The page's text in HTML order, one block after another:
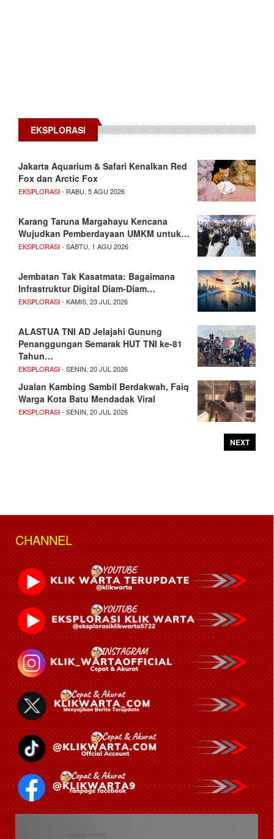
EKSPLORASI
Jakarta Aquarium & Safari Kenalkan Red
Fox dan Arctic Fox
EKSPLORASI- RABU, 5 AGU 2026
Karang Taruna Margahayu Kencana
Wujudkan Pemberdayaan UMKM untuk…
EKSPLORASI- SABTU, 1 AGU 2026
Jembatan Tak Kasatmata: Bagaimana
Infrastruktur Digital Diam-Diam…
EKSPLORASI- KAMIS, 23 JUL 2026
ALASTUA TNI AD Jelajahi Gunung
Penanggungan Semarak HUT TNI ke-81
Tahun…
EKSPLORASI- SENIN, 20 JUL 2026
Jualan Kambing Sambil Berdakwah, Faiq
Warga Kota Batu Mendadak Viral
EKSPLORASI- SENIN, 20 JUL 2026
NEXT
CHANNEL